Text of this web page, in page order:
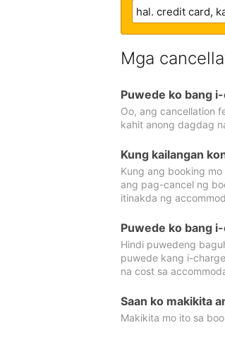
Mga
Puwede ko bang
Oo, ang cancellation
kahit anong dagdag
Kung kailangan
Kung ang booking
ang pag-cancel ng
itinakda ng
Puwede ko bang
Hindi puwedeng
puwede kang i-
na cost sa
Saan ko makikita
Makikita mo ito sa